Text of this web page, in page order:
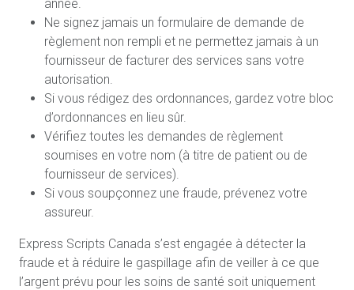
année.
Ne signez jamais un formulaire de demande de
règlement non rempli et ne permettez jamais à un
fournisseur de facturer des services sans votre
autorisation.
Si vous rédigez des ordonnances, gardez votre bloc
d’ordonnances en lieu sûr.
Vérifiez toutes les demandes de règlement
soumises en votre nom (à titre de patient ou de
fournisseur de services).
Si vous soupçonnez une fraude, prévenez votre
assureur.
Express Scripts Canada s’est engagée à détecter la
fraude et à réduire le gaspillage afin de veiller à ce que
l’argent prévu pour les soins de santé soit uniquement